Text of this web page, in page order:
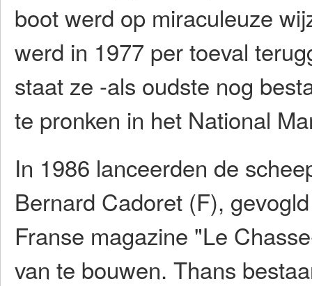
boot werd op miraculeuze
werd in 1977 per toeval
staat ze -als oudste nog
te pronken in het National
In 1986 lanceerden de
Bernard Cadoret (F),
Franse magazine "Le
van te bouwen. Thans